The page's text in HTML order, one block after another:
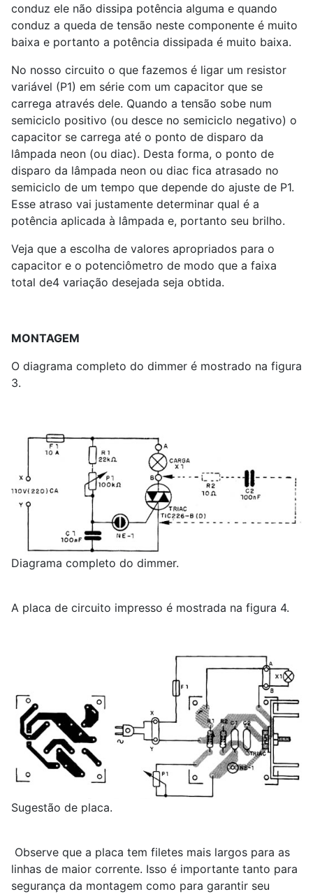
conduz ele não dissipa potência alguma e quando
conduz a queda de tensão neste componente é muito
baixa e portanto a potência dissipada é muito baixa.
No nosso circuito o que fazemos é ligar um resistor
variável (P1) em série com um capacitor que se
carrega através dele. Quando a tensão sobe num
semiciclo positivo (ou desce no semiciclo negativo) o
capacitor se carrega até o ponto de disparo da
lâmpada neon (ou diac). Desta forma, o ponto de
disparo da lâmpada neon ou diac fica atrasado no
semiciclo de um tempo que depende do ajuste de P1.
Esse atraso vai justamente determinar qual é a
potência aplicada à lâmpada e, portanto seu brilho.
Veja que a escolha de valores apropriados para o
capacitor e o potenciômetro de modo que a faixa
total de4 variação desejada seja obtida.
MONTAGEM
O diagrama completo do dimmer é mostrado na figura
3.
Diagrama completo do dimmer.
A placa de circuito impresso é mostrada na figura 4.
Sugestão de placa.
Observe que a placa tem filetes mais largos para as
linhas de maior corrente. Isso é importante tanto para
segurança da montagem como para garantir seu